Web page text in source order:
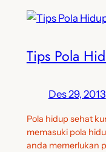
Tips Pola
Des 29, 2013
Pola hidup sehat
memasuki pola
anda memerlukan